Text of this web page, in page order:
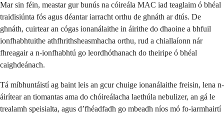
Mar sin féin, meastar gur bunús na cóireála MAC iad teaglaim ó bhéal
traidisiúnta fós agus déantar iarracht orthu de ghnáth ar dtús. De
ghnáth, cuirtear an cógas ionanálaithe in áirithe do dhaoine a bhfuil
ionfhabhtuithe athfhrithsheasmhacha orthu, rud a chiallaíonn nár
fhreagair a n-ionfhabhtú go leordhóthanach do theiripe ó bhéal
caighdeánach.
Tá míbhuntáistí ag baint leis an gcur chuige ionanálaithe freisin, lena n-
áirítear an tiomantas ama do chóireálacha laethúla nebulizer, an gá le
trealamh speisialta, agus d’fhéadfadh go mbeadh níos mó fo-iarmhairtí